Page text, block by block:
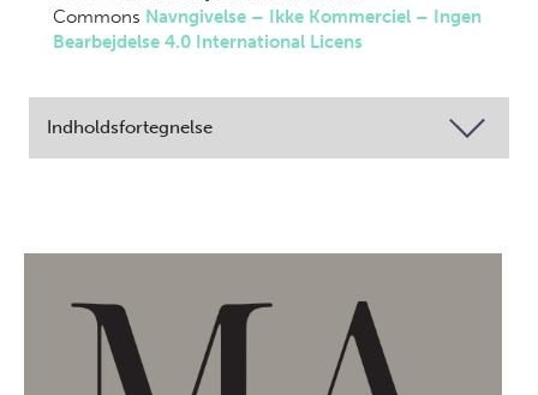
Commons Navngivelse – Ikke Kommerciel – Ingen
Bearbejdelse 4.0 International Licens
Indholdsfortegnelse